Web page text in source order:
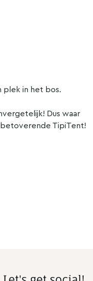
plek in het bos.
Dus waar
TipiTent!